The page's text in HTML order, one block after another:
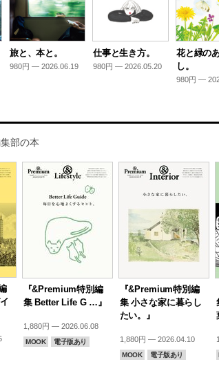
旅と、本と。
980円 — 2026.06.19
仕事と生き方。
980円 — 2026.05.20
花と緑の
し。
980円 —
部の本
『&Premium特別編
集 Better Life G …』
1,880円 — 2026.06.08
MOOK 電子版あり
『&Premium特別編
集 小さな家に暮らし
たい。』
1,880円 — 2026.04.10
MOOK 電子版あり